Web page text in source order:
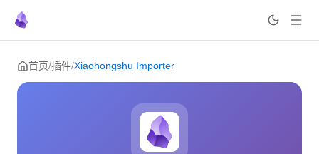
Skip to content
首页/插件/Xiaohongshu Importer